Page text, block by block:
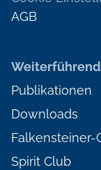
AGB
Publikationen
Downloads
Falkensteiner-
Spirit Club